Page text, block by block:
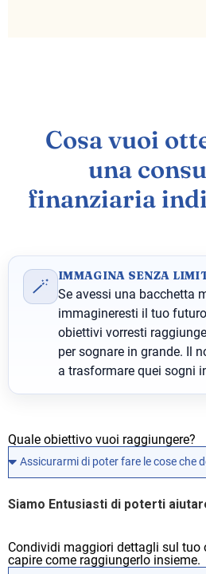
Cosa vuoi
una
finanziaria
🪄
IMMAGINA SENZA
Se avessi una bacchetta
immagineresti il tuo
obiettivi vorresti
per sognare in grande. Il
a trasformare quei sogni
Quale obiettivo vuoi raggiungere?
Siamo Entusiasti di poterti
Condividi maggiori dettagli sul tuo
capire come raggiungerlo insieme.